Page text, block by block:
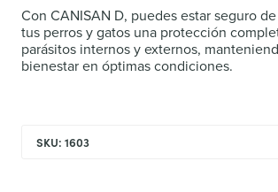
Con CANISAN D, puedes estar seguro
tus perros y gatos una protección
parásitos internos y externos,
bienestar en óptimas condiciones.
SKU: 1603